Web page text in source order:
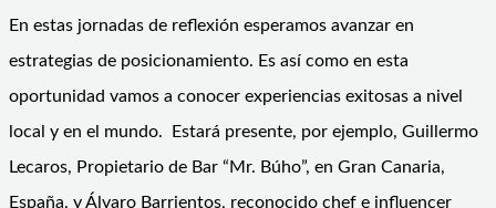
En estas jornadas de reflexión esperamos avanzar en
estrategias de posicionamiento. Es así como en esta
oportunidad vamos a conocer experiencias exitosas a nivel
local y en el mundo. Estará presente, por ejemplo, Guillermo
Lecaros, Propietario de Bar “Mr. Búho”, en Gran Canaria,
España, y Álvaro Barrientos, reconocido chef e influencer